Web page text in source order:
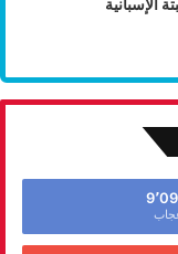
الإسبانية